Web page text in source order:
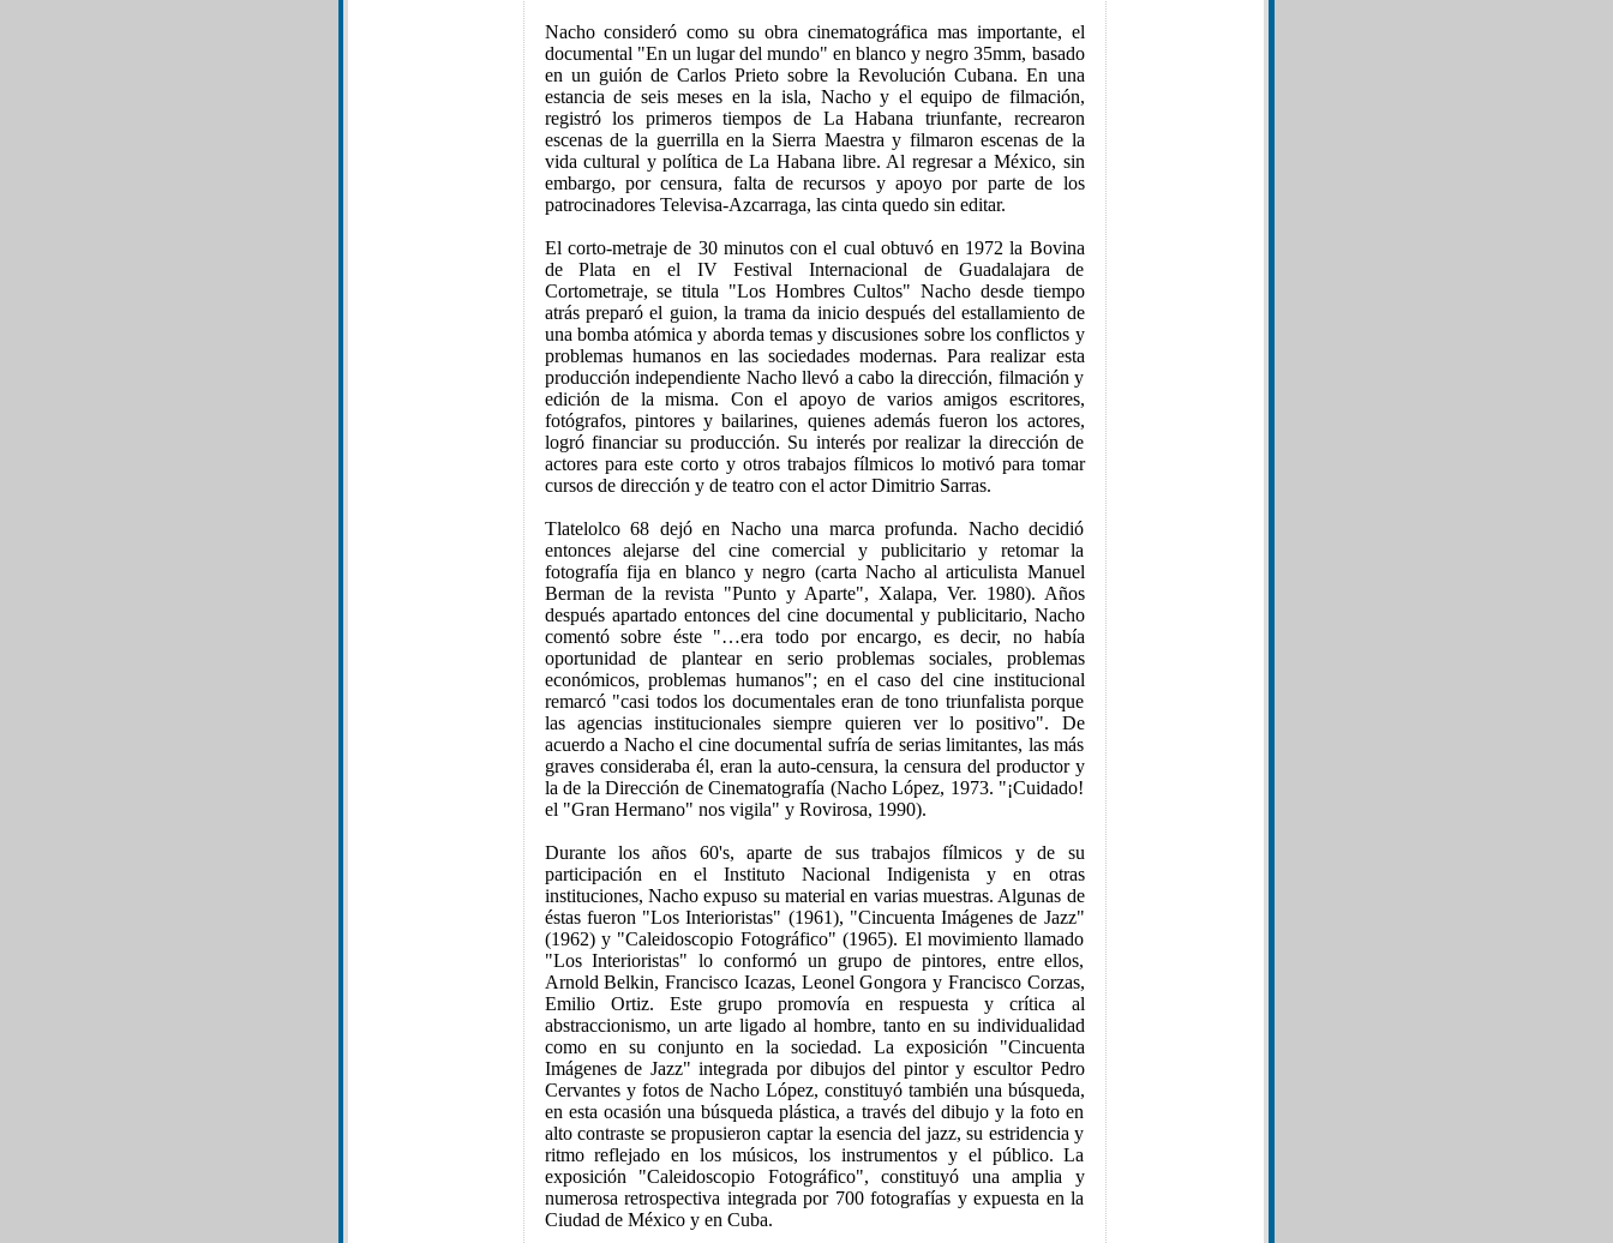
Nacho consideró como su obra cinematográfica mas importante, el
documental "En un lugar del mundo" en blanco y negro 35mm, basado
en un guión de Carlos Prieto sobre la Revolución Cubana. En una
estancia de seis meses en la isla, Nacho y el equipo de filmación,
registró los primeros tiempos de La Habana triunfante, recrearon
escenas de la guerrilla en la Sierra Maestra y filmaron escenas de la
vida cultural y política de La Habana libre. Al regresar a México, sin
embargo, por censura, falta de recursos y apoyo por parte de los
patrocinadores Televisa-Azcarraga, las cinta quedo sin editar.
El corto-metraje de 30 minutos con el cual obtuvó en 1972 la Bovina
de Plata en el IV Festival Internacional de Guadalajara de
Cortometraje, se titula "Los Hombres Cultos" Nacho desde tiempo
atrás preparó el guion, la trama da inicio después del estallamiento de
una bomba atómica y aborda temas y discusiones sobre los conflictos y
problemas humanos en las sociedades modernas. Para realizar esta
producción independiente Nacho llevó a cabo la dirección, filmación y
edición de la misma. Con el apoyo de varios amigos escritores,
fotógrafos, pintores y bailarines, quienes además fueron los actores,
logró financiar su producción. Su interés por realizar la dirección de
actores para este corto y otros trabajos fílmicos lo motivó para tomar
cursos de dirección y de teatro con el actor Dimitrio Sarras.
Tlatelolco 68 dejó en Nacho una marca profunda. Nacho decidió
entonces alejarse del cine comercial y publicitario y retomar la
fotografía fija en blanco y negro (carta Nacho al articulista Manuel
Berman de la revista "Punto y Aparte", Xalapa, Ver. 1980). Años
después apartado entonces del cine documental y publicitario, Nacho
comentó sobre éste "…era todo por encargo, es decir, no había
oportunidad de plantear en serio problemas sociales, problemas
económicos, problemas humanos"; en el caso del cine institucional
remarcó "casi todos los documentales eran de tono triunfalista porque
las agencias institucionales siempre quieren ver lo positivo". De
acuerdo a Nacho el cine documental sufría de serias limitantes, las más
graves consideraba él, eran la auto-censura, la censura del productor y
la de la Dirección de Cinematografía (Nacho López, 1973. "¡Cuidado!
el "Gran Hermano" nos vigila" y Rovirosa, 1990).
Durante los años 60's, aparte de sus trabajos fílmicos y de su
participación en el Instituto Nacional Indigenista y en otras
instituciones, Nacho expuso su material en varias muestras. Algunas de
éstas fueron "Los Interioristas" (1961), "Cincuenta Imágenes de Jazz"
(1962) y "Caleidoscopio Fotográfico" (1965). El movimiento llamado
"Los Interioristas" lo conformó un grupo de pintores, entre ellos,
Arnold Belkin, Francisco Icazas, Leonel Gongora y Francisco Corzas,
Emilio Ortiz. Este grupo promovía en respuesta y crítica al
abstraccionismo, un arte ligado al hombre, tanto en su individualidad
como en su conjunto en la sociedad. La exposición "Cincuenta
Imágenes de Jazz" integrada por dibujos del pintor y escultor Pedro
Cervantes y fotos de Nacho López, constituyó también una búsqueda,
en esta ocasión una búsqueda plástica, a través del dibujo y la foto en
alto contraste se propusieron captar la esencia del jazz, su estridencia y
ritmo reflejado en los músicos, los instrumentos y el público. La
exposición "Caleidoscopio Fotográfico", constituyó una amplia y
numerosa retrospectiva integrada por 700 fotografías y expuesta en la
Ciudad de México y en Cuba.